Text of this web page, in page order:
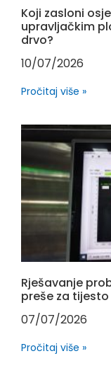
Koji zasloni
upravljačkim
drvo?
10/07/2026
Pročitaj više »
Rješavanje
preše za tijesto
07/07/2026
Pročitaj više »